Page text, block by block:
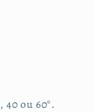
ou 60°.